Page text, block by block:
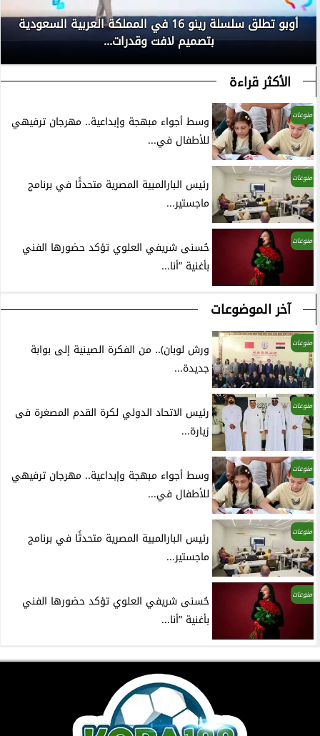
أوبو تطلق سلسلة رينو 16 في المملكة العربية السعودية
بتصميم لافت وقدرات...
الأكثر قراءة
منوعات
وسط أجواء مبهجة وإبداعية.. مهرجان ترفيهي
للأطفال في...
منوعات
رئيس البارالمبية المصرية متحدثًا في برنامج
ماجستير...
منوعات
حُسنى شريفي العلوي تؤكد حضورها الفني
بأغنية ”أنا...
آخر الموضوعات
منوعات
ورش لوبان).. من الفكرة الصينية إلى بوابة
جديدة...
منوعات
رئيس الاتحاد الدولي لكرة القدم المصغرة فى
زيارة...
منوعات
وسط أجواء مبهجة وإبداعية.. مهرجان ترفيهي
للأطفال في...
منوعات
رئيس البارالمبية المصرية متحدثًا في برنامج
ماجستير...
منوعات
حُسنى شريفي العلوي تؤكد حضورها الفني
بأغنية ”أنا...